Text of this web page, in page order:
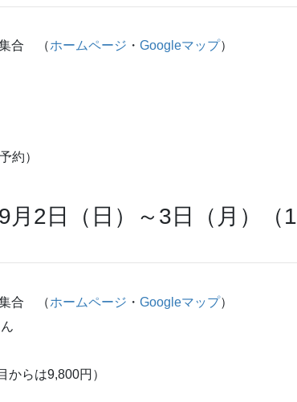
合 （ホームページ ・ Googleマップ）
約）
2日（日）～3日（月）（1
合 （ホームページ ・ Googleマップ）
らは9,800円）